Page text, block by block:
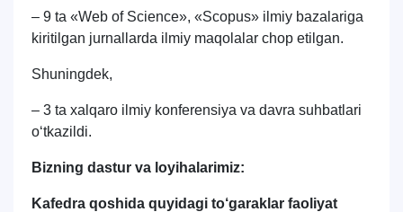
– 9 ta «Web of Science», «Scopus» ilmiy bazalariga
kiritilgan jurnallarda ilmiy maqolalar chop etilgan.
Shuningdek,
– 3 ta xalqaro ilmiy konferensiya va davra suhbatlari
o‘tkazildi.
Bizning dastur va loyihalarimiz:
Kafedra qoshida quyidagi to‘garaklar faoliyat